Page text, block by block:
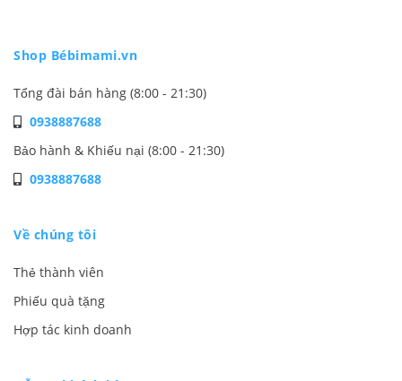
Shop Bébimami.vn
Tổng đài bán hàng (8:00 - 21:30)
0938887688
Bảo hành & Khiếu nại (8:00 - 21:30)
0938887688
Về chúng tôi
Thẻ thành viên
Phiếu quà tặng
Hợp tác kinh doanh